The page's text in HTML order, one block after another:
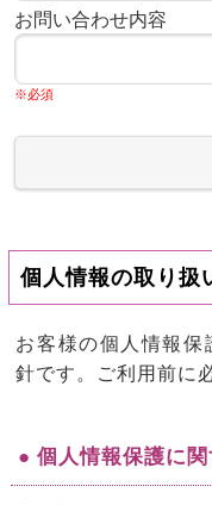
お問い合わせ内容
※必須
個人情報の取り扱
お客様の個人情報保
針です。ご利用前に
● 個人情報保護に